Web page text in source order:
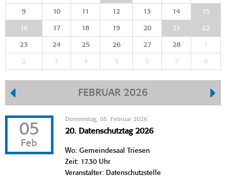
9 10 11 12 13 14 15
16 17 18 19 20 21 22
23 24 25 26 27 28 1
2 3 4 5 6 7 8
FEBRUAR 2026
05
Feb
Donnerstag, 05. Februar 2026
20. Datenschutztag 2026
Wo: Gemeindesaal Triesen
Zeit: 17.30 Uhr
Veranstalter: Datenschutzstelle